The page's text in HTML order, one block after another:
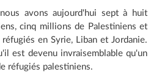
avons aujourd'hui sept à huit
cinq millions de Palestiniens et
en Syrie, Liban et Jordanie.
est devenu invraisemblable qu'un
réfugiés palestiniens.